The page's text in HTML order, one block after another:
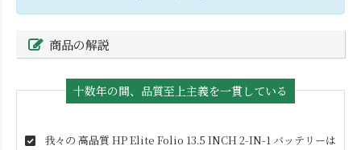
商品の解説
十数年の間、品質至上主義を一貫している
我々の 高品質 HP Elite Folio 13.5 INCH 2-IN-1 バッテリーは